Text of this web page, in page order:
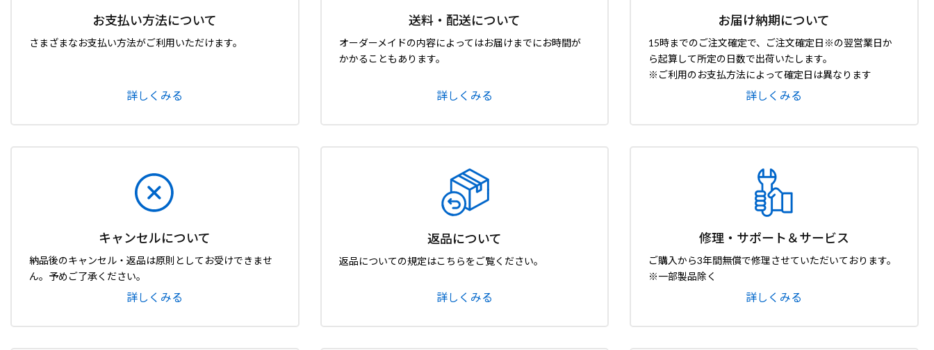
お支払い方法について
さまざまなお支払い方法がご利用いただけます。
詳しくみる
送料・配送について
オーダーメイドの内容によってはお届けまでにお時間が
かかることもあります。
詳しくみる
お届け納期について
15時までのご注文確定で、ご注文確定日※の翌営業日か
ら起算して所定の日数で出荷いたします。
※ご利用のお支払方法によって確定日は異なります
詳しくみる
キャンセルについて
納品後のキャンセル・返品は原則としてお受けできませ
ん。予めご了承ください。
詳しくみる
返品について
返品についての規定はこちらをご覧ください。
詳しくみる
修理・サポート＆サービス
ご購入から3年間無償で修理させていただいております。
※一部製品除く
詳しくみる